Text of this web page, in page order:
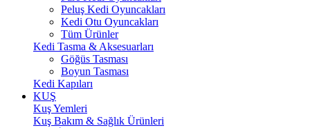
Peluş Kedi Oyuncakları
Kedi Otu Oyuncakları
Tüm Ürünler
Kedi Tasma & Aksesuarları
Göğüs Tasması
Boyun Tasması
Kedi Kapıları
KUŞ
Kuş Yemleri
Kuş Bakım & Sağlık Ürünleri